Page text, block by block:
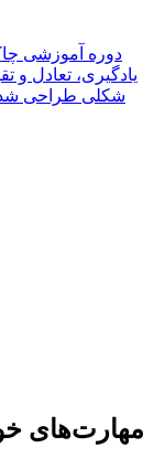
دوره آموزشی
یادگیری، تعادل و
شکلی طراحی شده
مهارت‌های